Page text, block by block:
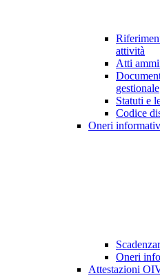
attività
Atti
gestionale
Statuti e
Codice
Oneri
Oneri
Attestazioni